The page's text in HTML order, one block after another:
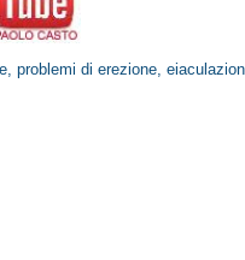
problemi di erezione,